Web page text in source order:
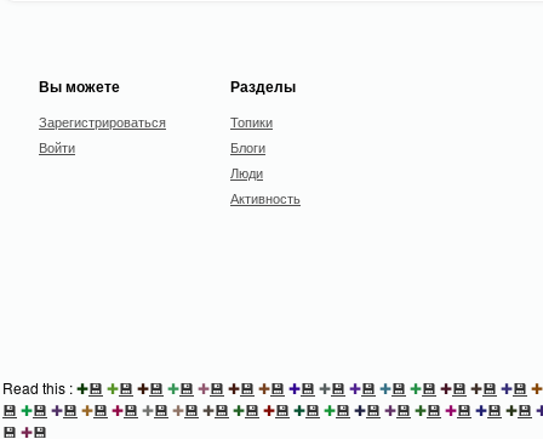
Вы можете
Зарегистрироваться
Войти
Разделы
Топики
Блоги
Люди
Активность
Read this :✚💾 ✚💾 ✚💾 ✚💾 ✚💾 ✚💾 ✚💾 ✚💾 ✚💾 ✚💾 ✚💾 ✚💾 ✚💾 ✚💾 ✚💾 ✚
💾 ✚💾 ✚💾 ✚💾 ✚💾 ✚💾 ✚💾 ✚💾 ✚💾 ✚💾 ✚💾 ✚💾 ✚💾 ✚💾 ✚💾 ✚💾 ✚💾 ✚💾
💾 ✚💾